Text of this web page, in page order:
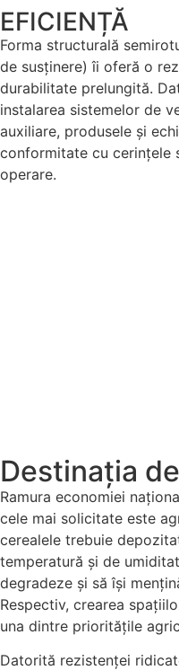
EFICIENȚĂ
Forma structurală
de susținere) îi oferă o
durabilitate prelungită.
instalarea sistemelor de
auxiliare, produsele și
conformitate cu cerințele
operare.
Destinația
Ramura economiei
cele mai solicitate este
cerealele trebuie
temperatură și de
degradeze și să își
Respectiv, crearea
una dintre prioritățile
Datorită rezistenței